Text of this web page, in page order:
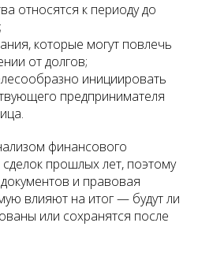
относятся к периоду до
которые могут повлечь
от долгов;
инициировать
предпринимателя
финансового
прошлых лет, поэтому
и правовая
влияют на итог — будут ли
или сохранятся после